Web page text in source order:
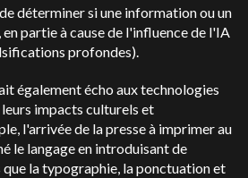
déterminer si une information ou un
partie à cause de l'influence de l'IA
profondes).
également écho aux technologies
impacts culturels et
l'arrivée de la presse à imprimer au
le langage en introduisant de
la typographie, la ponctuation et